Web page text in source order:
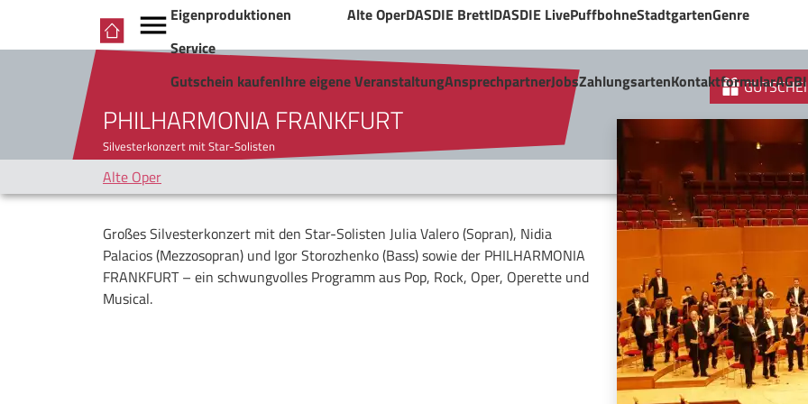
Eigenproduktionen Alte OperDASDIE BrettlDASDIE LivePuffbohneStadtgartenGenre
Service
Gutschein kaufenIhre eigene VeranstaltungAnsprechpartnerJobsZahlungsartenKontaktformularAGB
PHILHARMONIA FRANKFURT
Silvesterkonzert mit Star-Solisten
Alte Oper
Großes Silvesterkonzert mit den Star-Solisten Julia Valero (Sopran), Nidia
Palacios (Mezzosopran) und Igor Storozhenko (Bass) sowie der PHILHARMONIA
FRANKFURT – ein schwungvolles Programm aus Pop, Rock, Oper, Operette und
Musical.